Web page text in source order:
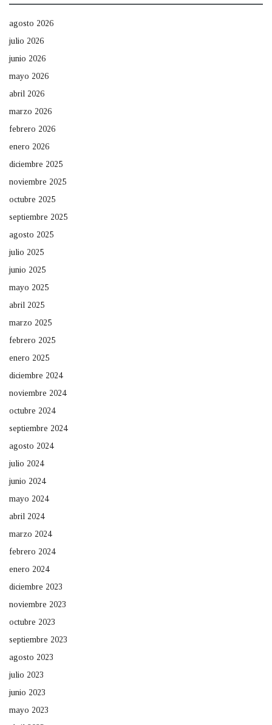
agosto 2026
julio 2026
junio 2026
mayo 2026
abril 2026
marzo 2026
febrero 2026
enero 2026
diciembre 2025
noviembre 2025
octubre 2025
septiembre 2025
agosto 2025
julio 2025
junio 2025
mayo 2025
abril 2025
marzo 2025
febrero 2025
enero 2025
diciembre 2024
noviembre 2024
octubre 2024
septiembre 2024
agosto 2024
julio 2024
junio 2024
mayo 2024
abril 2024
marzo 2024
febrero 2024
enero 2024
diciembre 2023
noviembre 2023
octubre 2023
septiembre 2023
agosto 2023
julio 2023
junio 2023
mayo 2023